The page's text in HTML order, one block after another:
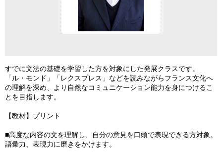
すでに文法の基礎を学習した方を対象にした発展クラスです。
「ル・モンド」「レクスプレス」などを読みながらフランス文化へ
の理解を深め、より自然なコミュニケーション能力を身につけるこ
とを目指します。
【教材】プリント
■高度な内容の文を理解し、自分の意見を口頭で表現できる方対象。
語彙力、表現力に磨きをかけます。